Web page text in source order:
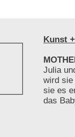
Kunst
Julia
wird sie
sie es
das